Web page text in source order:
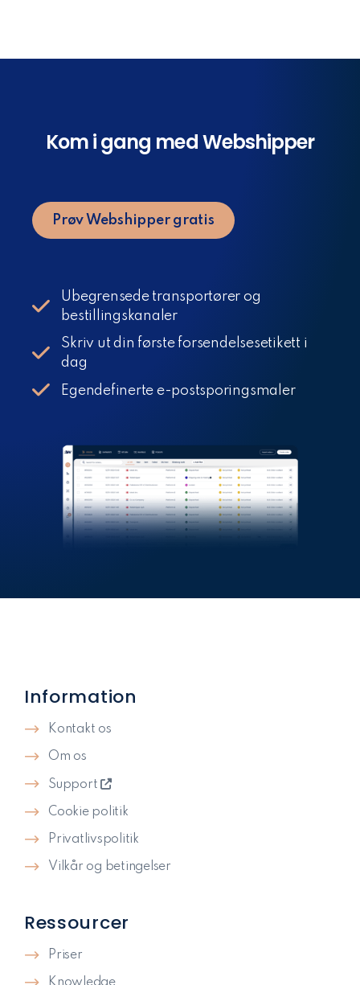
Kom i gang med Webshipper
Prøv Webshipper gratis
Ubegrensede transportører og
bestillingskanaler
Skriv ut din første forsendelsesetikett i
dag
Egendefinerte e-postsporingsmaler
Ressourcer
Priser
Information
Kontakt os
Om os
Support
Cookie politik
Privatlivspolitik​
Vilkår og betingelser